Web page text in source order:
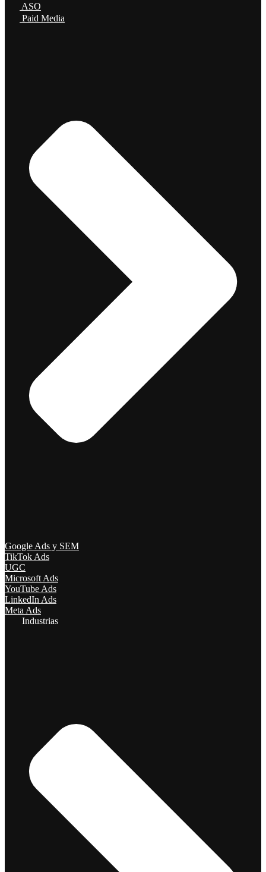
ASO
Paid Media
Google Ads y SEM
TikTok Ads
UGC
Microsoft Ads
YouTube Ads
LinkedIn Ads
Meta Ads
Industrias